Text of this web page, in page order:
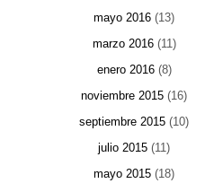
mayo 2016 (13)
marzo 2016(11)
enero 2016(8)
noviembre 2015 (16)
septiembre 2015 (10)
julio 2015 (11)
mayo 2015 (18)